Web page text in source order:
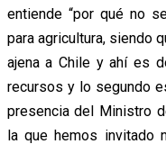
entiende “por qué no
para agricultura, siendo
ajena a Chile y ahí es
recursos y lo segundo
presencia del Ministro
la que hemos invitado